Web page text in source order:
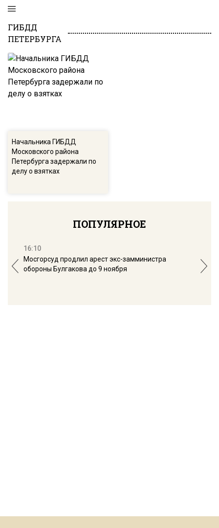
ГИБДД
ПЕТЕРБУРГА
Начальника ГИБДД
Московского района
Петербурга задержали по
делу о взятках
ПОПУЛЯРНОЕ
16:10
Мосгорсуд продлил арест экс-замминистра
обороны Булгакова до 9 ноября